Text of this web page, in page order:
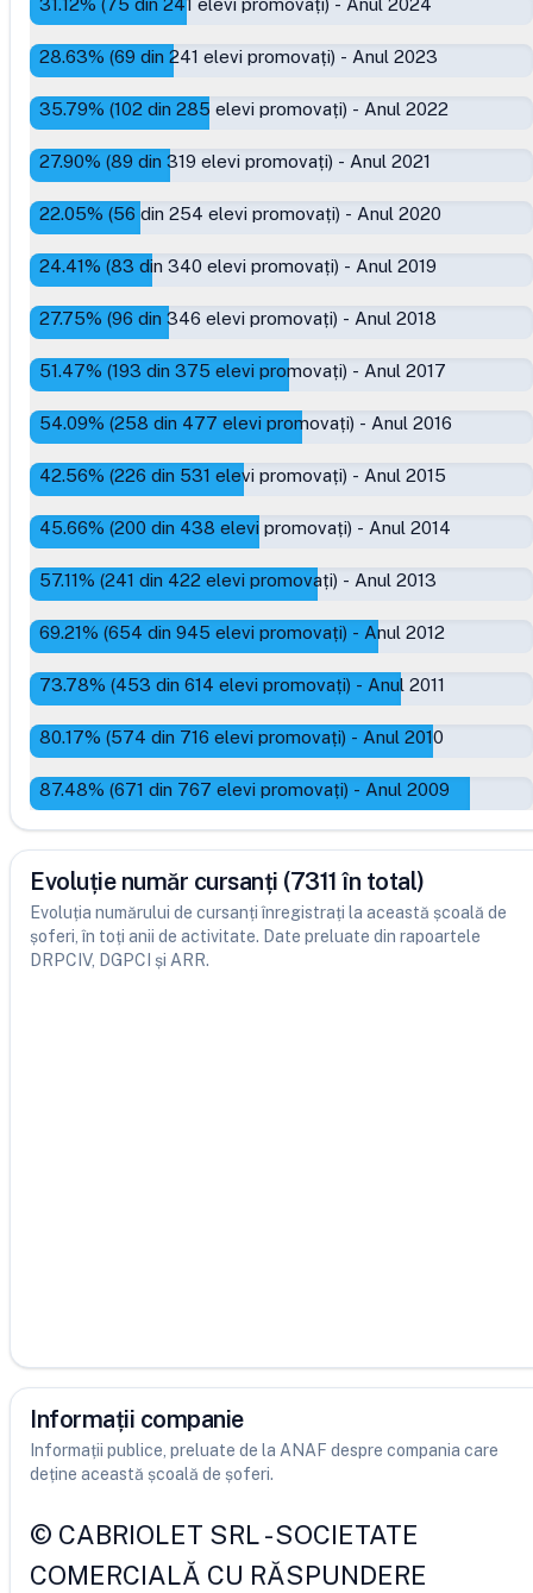
31.12% ( 75 din 241 elevi promovați) - Anul 2024
28.63% (69 din 241 elevi promovați) - Anul 2023
35.79% (102 din 285 elevi promovați) - Anul 2022
27.90% (89 din 319 elevi promovați) - Anul 2021
22.05% (56 din 254 elevi promovați) - Anul 2020
24.41% (83 din 340 elevi promovați) - Anul 2019
27.75% (96 din 346 elevi promovați) - Anul 2018
51.47% (193 din 375 elevi promovați) - Anul 2017
54.09% (258 din 477 elevi promovați) - Anul 2016
42.56% (226 din 531 elevi promovați) - Anul 2015
45.66% (200 din 438 elevi promovați) - Anul 2014
57.11% (241 din 422 elevi promovați) - Anul 2013
69.21% (654 din 945 elevi promovați) - Anul 2012
73.78% (453 din 614 elevi promovați) - Anul 2011
80.17% (574 din 716 elevi promovați) - Anul 2010
87.48% (671 din 767 elevi promovați) - Anul 2009
Evoluție număr cursanți (7311 în total)
Evoluția numărului de cursanți înregistrați la această școală de
șoferi, în toți anii de activitate. Date preluate din rapoartele
DRPCIV, DGPCI și ARR.
Informații companie
Informații publice, preluate de la ANAF despre compania care
deține această școală de șoferi.
© CABRIOLET SRL-SOCIETATE
COMERCIALĂ CU RĂSPUNDERE